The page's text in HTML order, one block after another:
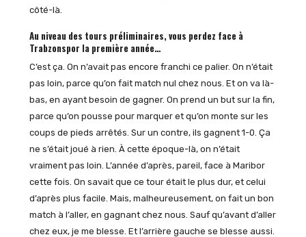
côté-là.
Au niveau des tours préliminaires, vous perdez face à
Trabzonspor la première année…
C’est ça. On n’avait pas encore franchi ce palier. On n’était
pas loin, parce qu’on fait match nul chez nous. Et on va là-
bas, en ayant besoin de gagner. On prend un but sur la fin,
parce qu’on pousse pour marquer et qu’on monte sur les
coups de pieds arrêtés. Sur un contre, ils gagnent 1-0. Ça
ne s’était joué à rien. À cette époque-là, on n’était
vraiment pas loin. L’année d’après, pareil, face à Maribor
cette fois. On savait que ce tour était le plus dur, et celui
d’après plus facile. Mais, malheureusement, on fait un bon
match à l’aller, en gagnant chez nous. Sauf qu’avant d’aller
chez eux, je me blesse. Et l’arrière gauche se blesse aussi.